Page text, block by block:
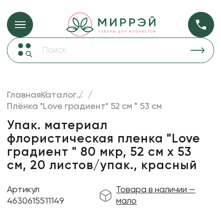
Упаковка для цветов и подарков Упаковка для
Коробки для цветов
Декор для дома
Лента
Товары для флористов
Пакеты для цветов и подарков
Искусственные цветы и растения
ГлавнаяКаталог...
Плёнка "Love градиент" 52 см * 53 см
Упак. материал
флористическая пленка "Love
градиент " 80 мкр, 52 см х 53
см, 20 листов/упак., красный
Артикул
4630615511149
Товара в наличии —
мало